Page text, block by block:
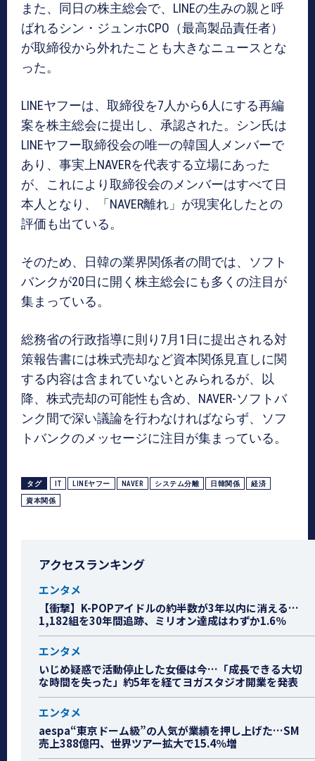
また、同日の株主総会で、LINEの生みの親と呼
ばれるシン・ジュンホCPO（最高製品責任者）
が取締役から外れたことも大きなニュースとな
った。
LINEヤフーは、取締役を7人から6人にする再編
案を株主総会に提出し、承認された。シン氏は
LINEヤフー取締役会の唯一の韓国人メンバーで
あり、事実上NAVERを代表する立場にあった
が、これにより取締役会のメンバーはすべて日
本人となり、「NAVER離れ」が現実化したとの
評価も出ている。
そのため、日韓の業界関係者の間では、ソフト
バンクが20日に開く株主総会にも多くの注目が
集まっている。
総務省の行政指導に則り7月1日に提出される対
策報告書には株式売却など資本関係見直しに関
する内容は含まれていないとみられるが、以
降、株式売却の可能性も含め、NAVER-ソフトバ
ンク間で深い議論を行わなければならず、ソフ
トバンクのメッセージに注目が集まっている。
タグ IT LINEヤフー NAVER システム分離 日韓関係 経済
資本関係
アクセスランキング
エンタメ
【衝撃】K-POPアイドルの約半数が3年以内に消える…
1,182組を30年間追跡、ミリオン達成はわずか1.6％
エンタメ
いじめ疑惑で活動停止した女優は今…「成長できる大切
な時間を失った」約5年を経てヨガスタジオ開業を発表
エンタメ
aespa“東京ドーム級”の人気が業績を押し上げた…SM
売上388億円、世界ツアー拡大で15.4％増